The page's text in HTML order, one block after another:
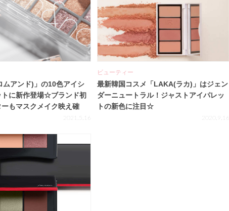
ムアンド)」の10色アイシ
トに新作登場☆ブランド初
もマスクメイク映え確
2021.5.16
ビューティー
最新韓国コスメ「LAKA(ラカ)」はジェン
ダーニュートラル！ジャストアイパレッ
トの新色に注目☆
2020.9.16